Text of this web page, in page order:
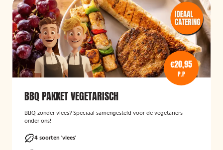
€20,95
P.P
BBQ PAKKET VEGETARISCH
BBQ zonder vlees? Speciaal samengesteld voor de vegetariërs
onder ons!
4 soorten 'vlees'